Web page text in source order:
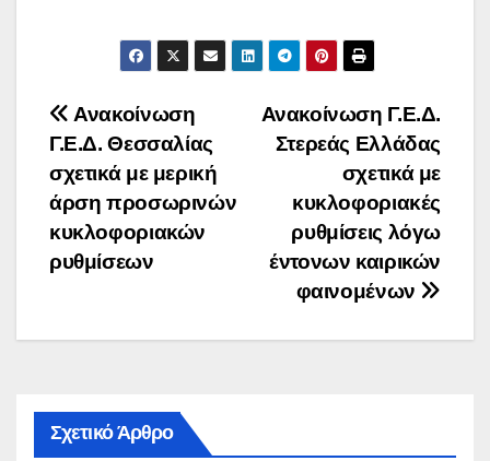
Πλοήγηση
άρθρων
Ανακοίνωση Γ.Ε.Δ.
Στερεάς Ελλάδας
σχετικά με
κυκλοφοριακές
ρυθμίσεις λόγω
έντονων καιρικών
φαινομένων
Ανακοίνωση
Γ.Ε.Δ. Θεσσαλίας
σχετικά με μερική
άρση προσωρινών
κυκλοφοριακών
ρυθμίσεων
Σχετικό Άρθρο